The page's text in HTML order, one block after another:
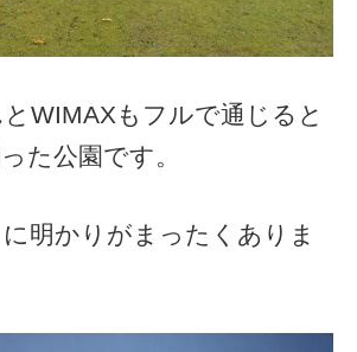
WIMAXもフルで通じると
た公園です。
明かりがまったくありま